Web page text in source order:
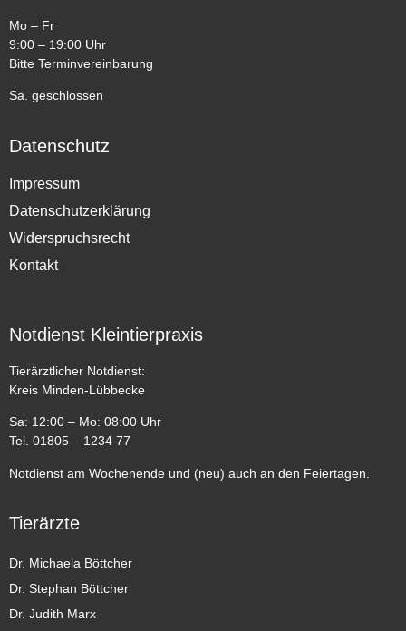
Mo – Fr
9:00 – 19:00 Uhr
Bitte Terminvereinbarung
Sa. geschlossen
Datenschutz
Impressum
Datenschutzerklärung
Widerspruchsrecht
Kontakt
Notdienst Kleintierpraxis
Tierärztlicher Notdienst:
Kreis Minden-Lübbecke
Sa: 12:00 – Mo: 08:00 Uhr
Tel. 01805 – 1234 77
Notdienst am Wochenende und (neu) auch an den Feiertagen.
Tierärzte
Dr. Michaela Böttcher
Dr. Stephan Böttcher
Dr. Judith Marx